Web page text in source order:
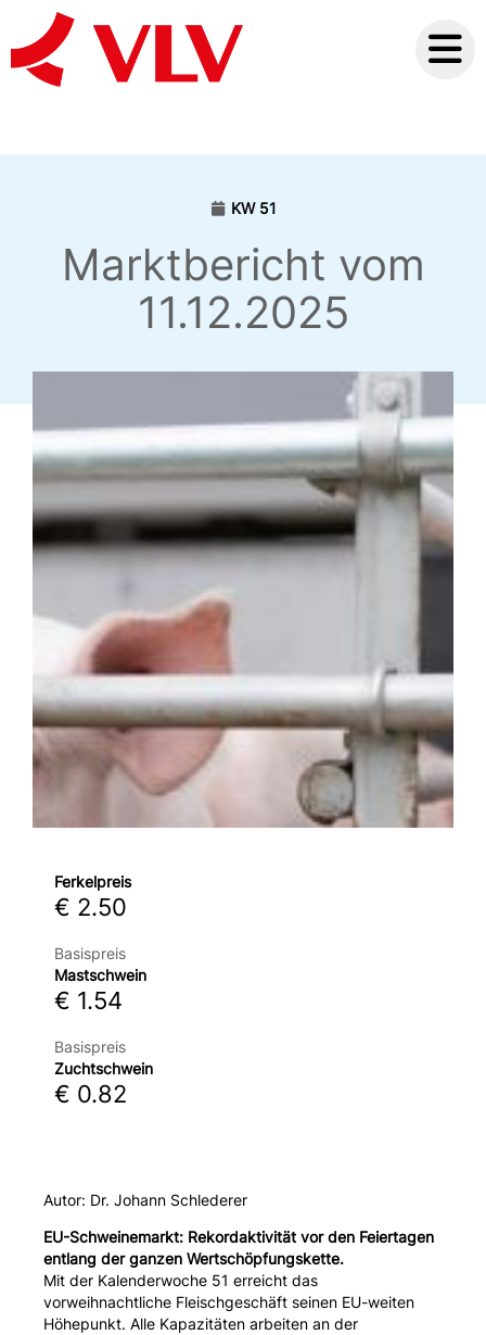
KW 51
Marktbericht vom
11.12.2025
Ferkelpreis
€ 2.50
Basispreis
Mastschwein
€ 1.54
Basispreis
Zuchtschwein
€ 0.82
Autor: Dr. Johann Schlederer
EU-Schweinemarkt: Rekordaktivität vor den Feiertagen
entlang der ganzen Wertschöpfungskette.
Mit der Kalenderwoche 51 erreicht das
vorweihnachtliche Fleischgeschäft seinen EU-weiten
Höhepunkt. Alle Kapazitäten arbeiten an der